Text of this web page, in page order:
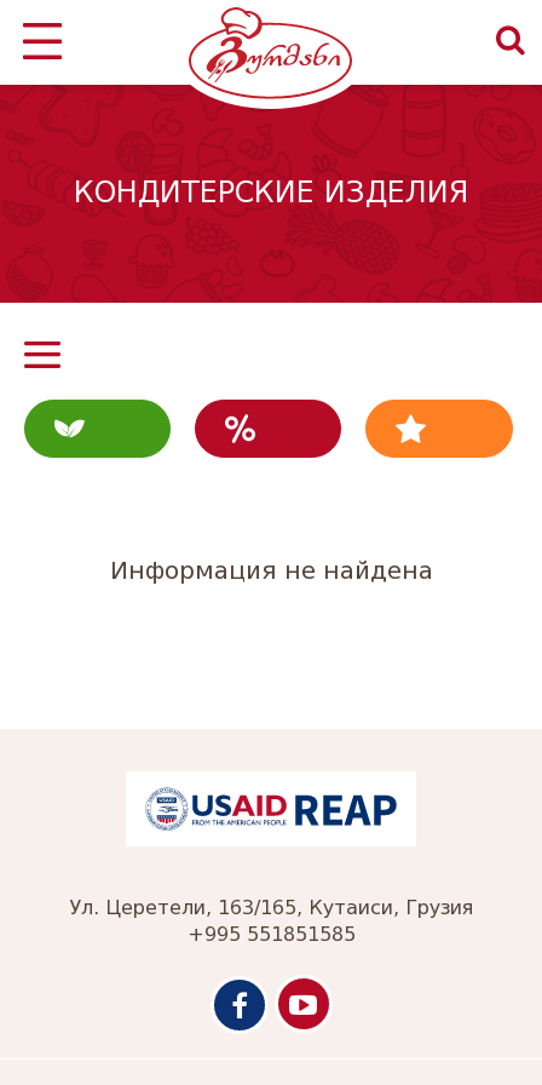
КОНДИТЕРСКИЕ ИЗДЕЛИЯ
Информация не найдена
Ул. Церетели, 163/165, Кутаиси, Грузия
+995 551851585